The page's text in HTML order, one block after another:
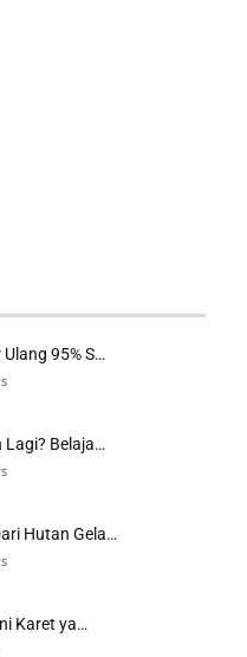
95% S…
Lagi? Belaja…
Hutan Gela…
Karet ya…